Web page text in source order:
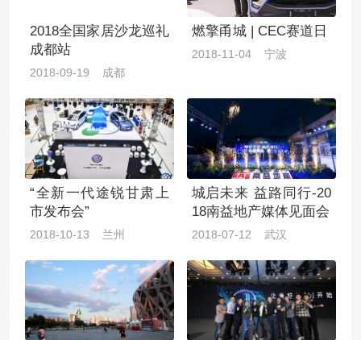
2018全国家居沙龙巡礼
成都站
2018-09-19 成都
燃擎甬城 | CEC赛道日
2018-11-04 宁波
“全新一代途锐甘肃上
市发布会”
2018-10-13 兰州
城启未来 益路同行-20
18南益地产媒体见面会
2018-07-12 武汉